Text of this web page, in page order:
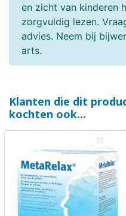
en zicht van kinderen
zorgvuldig lezen.
advies. Neem bij
arts.
Klanten die dit
kochten ook...